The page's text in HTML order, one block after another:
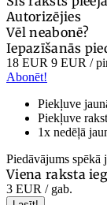
Autorizējies
Vēl neabonē?
Iepazīšanās
18 EUR 9 EUR /
Abonēt!
Piekļuve
Piekļuve
1x nedēļā
Piedāvājums spēkā
Viena raksta
3 EUR / gab.